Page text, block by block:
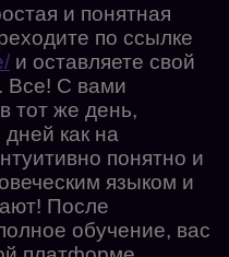
и понятная
по ссылке
и оставляете свой
Все! С вами
тот же день,
как на
понятно и
языком и
После
обучение, вас